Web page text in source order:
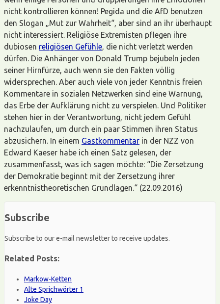
nicht kontrollieren können! Pegida und die AfD benutzen
den Slogan „Mut zur Wahrheit“, aber sind an ihr überhaupt
nicht interessiert. Religiöse Extremisten pflegen ihre
dubiosen religiösen Gefühle, die nicht verletzt werden
dürfen. Die Anhänger von Donald Trump bejubeln jeden
seiner Hirnfürze, auch wenn sie den Fakten völlig
widersprechen. Aber auch viele von jeder Kenntnis freien
Kommentare in sozialen Netzwerken sind eine Warnung,
das Erbe der Aufklärung nicht zu verspielen. Und Politiker
stehen hier in der Verantwortung, nicht jedem Gefühl
nachzulaufen, um durch ein paar Stimmen ihren Status
abzusichern. In einem Gastkommentar in der NZZ von
Edward Kaeser habe ich einen Satz gelesen, der
zusammenfasst, was ich sagen möchte: “Die Zersetzung
der Demokratie beginnt mit der Zersetzung ihrer
erkenntnistheoretischen Grundlagen.“ (22.09.2016)
Subscribe
Subscribe to our e-mail newsletter to receive updates.
Related Posts:
Markow-Ketten
Alte Sprichwörter 1
Joke Day